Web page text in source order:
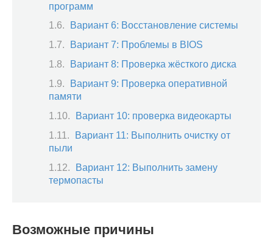
программ
Вариант 6: Восстановление системы
Вариант 7: Проблемы в BIOS
Вариант 8: Проверка жёсткого диска
Вариант 9: Проверка оперативной
памяти
Вариант 10: проверка видеокарты
Вариант 11: Выполнить очистку от
пыли
Вариант 12: Выполнить замену
термопасты
Возможные причины